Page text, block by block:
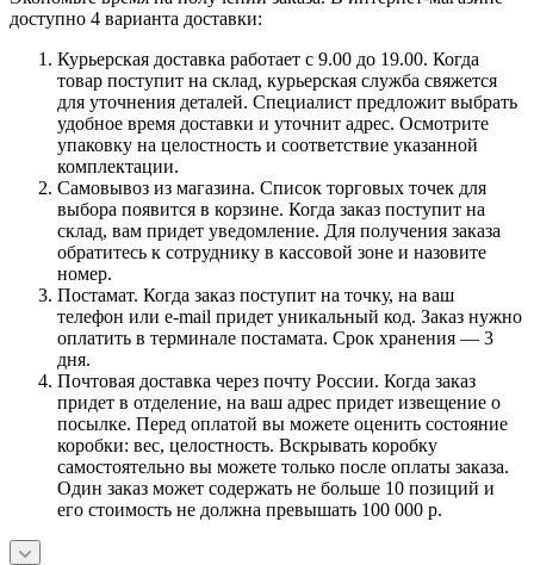
доступно 4 варианта доставки:
Курьерская доставка работает с 9.00 до 19.00. Когда
товар поступит на склад, курьерская служба свяжется
для уточнения деталей. Специалист предложит выбрать
удобное время доставки и уточнит адрес. Осмотрите
упаковку на целостность и соответствие указанной
комплектации.
Самовывоз из магазина. Список торговых точек для
выбора появится в корзине. Когда заказ поступит на
склад, вам придет уведомление. Для получения заказа
обратитесь к сотруднику в кассовой зоне и назовите
номер.
Постамат. Когда заказ поступит на точку, на ваш
телефон или e-mail придет уникальный код. Заказ нужно
оплатить в терминале постамата. Срок хранения — 3
дня.
Почтовая доставка через почту России. Когда заказ
придет в отделение, на ваш адрес придет извещение о
посылке. Перед оплатой вы можете оценить состояние
коробки: вес, целостность. Вскрывать коробку
самостоятельно вы можете только после оплаты заказа.
Один заказ может содержать не больше 10 позиций и
его стоимость не должна превышать 100 000 р.